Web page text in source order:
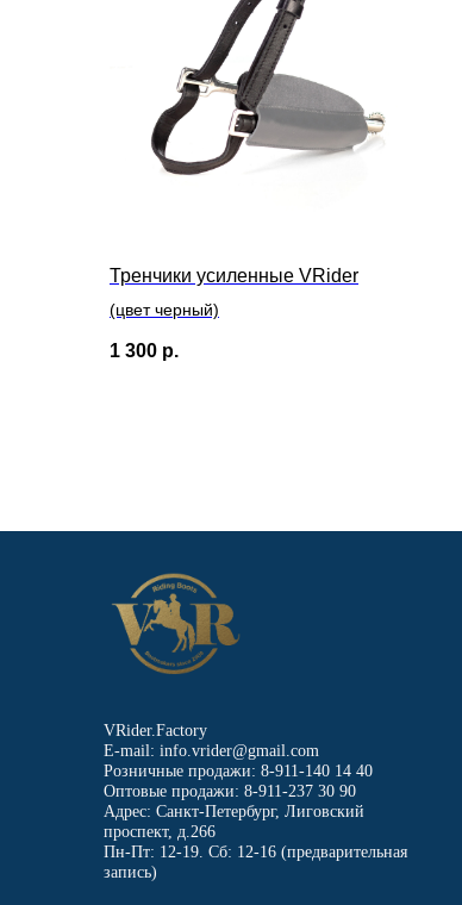
Тренчики усиленные VRider
(цвет черный)
1 300 р.
VRider.Factory
E-mail: info.vrider@gmail.com
Розничные продажи: 8-911-140 14 40
Оптовые продажи: 8-911-237 30 90
Адрес: Санкт-Петербург, Лиговский
проспект, д.266
Пн-Пт: 12-19. Сб: 12-16 (предварительная
запись)